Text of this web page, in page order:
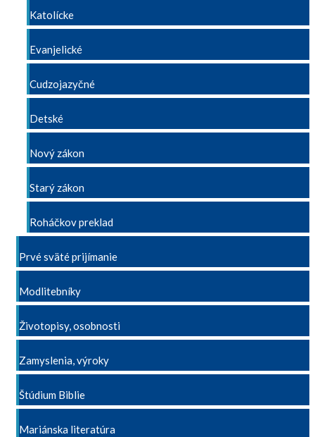
Katolícke
Evanjelické
Cudzojazyčné
Detské
Nový zákon
Starý zákon
Roháčkov preklad
Prvé sväté prijímanie
Modlitebníky
Životopisy, osobnosti
Zamyslenia, výroky
Štúdium Biblie
Mariánska literatúra